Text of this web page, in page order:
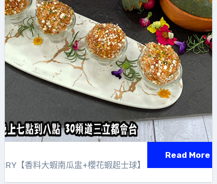
【香料大蝦南瓜盅+櫻花蝦起士球】
Read More